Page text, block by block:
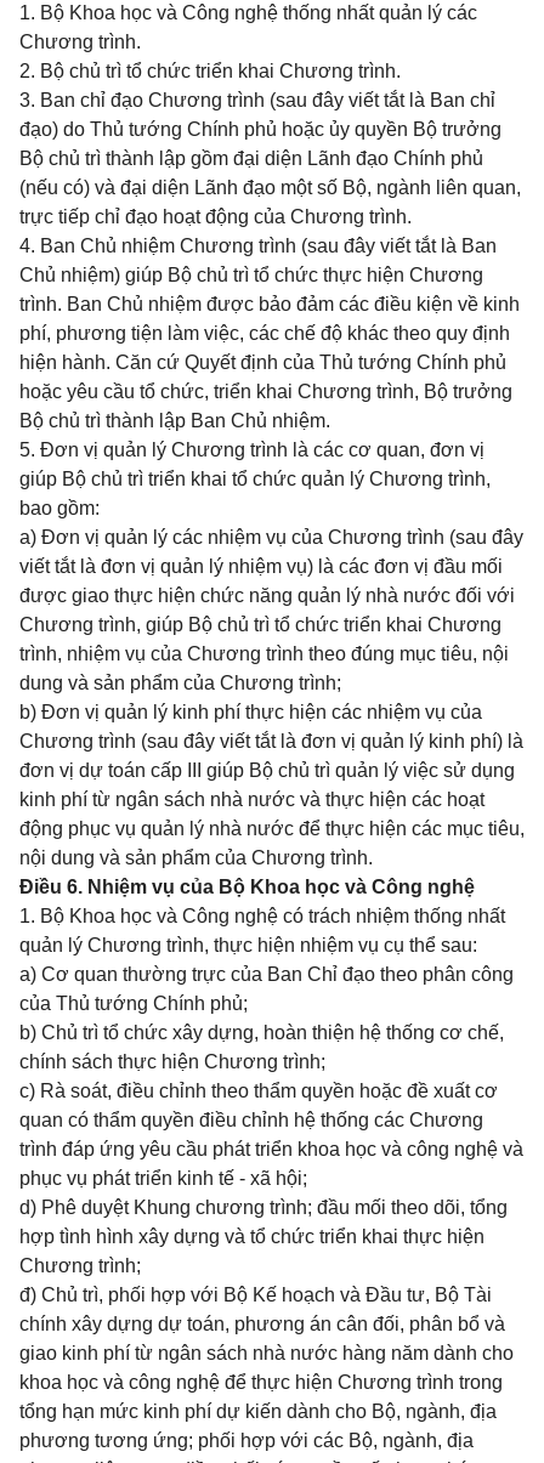
1. Bộ Khoa học và Công nghệ thống nhất quản lý các
Chương trình.
2. Bộ chủ trì tổ chức triển khai Chương trình.
3. Ban chỉ đạo Chương trình (sau đây viết tắt là Ban chỉ
đạo) do Thủ tướng Chính phủ hoặc ủy quyền Bộ trưởng
Bộ chủ trì thành lập gồm đại diện Lãnh đạo Chính phủ
(nếu có) và đại diện Lãnh đạo một số Bộ, ngành liên quan,
trực tiếp chỉ đạo hoạt động của Chương trình.
4. Ban Chủ nhiệm Chương trình (sau đây viết tắt là Ban
Chủ nhiệm) giúp Bộ chủ trì tổ chức thực hiện Chương
trình. Ban Chủ nhiệm được bảo đảm các điều kiện về kinh
phí, phương tiện làm việc, các chế độ khác theo quy định
hiện hành. Căn cứ Quyết định của Thủ tướng Chính phủ
hoặc yêu cầu tổ chức, triển khai Chương trình, Bộ trưởng
Bộ chủ trì thành lập Ban Chủ nhiệm.
5. Đơn vị quản lý Chương trình là các cơ quan, đơn vị
giúp Bộ chủ trì triển khai tổ chức quản lý Chương trình,
bao gồm:
a) Đơn vị quản lý các nhiệm vụ của Chương trình (sau đây
viết tắt là đơn vị quản lý nhiệm vụ) là các đơn vị đầu mối
được giao thực hiện chức năng quản lý nhà nước đối với
Chương trình, giúp Bộ chủ trì tổ chức triển khai Chương
trình, nhiệm vụ của Chương trình theo đúng mục tiêu, nội
dung và sản phẩm của Chương trình;
b) Đơn vị quản lý kinh phí thực hiện các nhiệm vụ của
Chương trình (sau đây viết tắt là đơn vị quản lý kinh phí) là
đơn vị dự toán cấp III giúp Bộ chủ trì quản lý việc sử dụng
kinh phí từ ngân sách nhà nước và thực hiện các hoạt
động phục vụ quản lý nhà nước để thực hiện các mục tiêu,
nội dung và sản phẩm của Chương trình.
Điều 6. Nhiệm vụ của Bộ Khoa học và Công nghệ
1. Bộ Khoa học và Công nghệ có trách nhiệm thống nhất
quản lý Chương trình, thực hiện nhiệm vụ cụ thể sau:
a) Cơ quan thường trực của Ban Chỉ đạo theo phân công
của Thủ tướng Chính phủ;
b) Chủ trì tổ chức xây dựng, hoàn thiện hệ thống cơ chế,
chính sách thực hiện Chương trình;
c) Rà soát, điều chỉnh theo thẩm quyền hoặc đề xuất cơ
quan có thẩm quyền điều chỉnh hệ thống các Chương
trình đáp ứng yêu cầu phát triển khoa học và công nghệ và
phục vụ phát triển kinh tế - xã hội;
d) Phê duyệt Khung chương trình; đầu mối theo dõi, tổng
hợp tình hình xây dựng và tổ chức triển khai thực hiện
Chương trình;
đ) Chủ trì, phối hợp với Bộ Kế hoạch và Đầu tư, Bộ Tài
chính xây dựng dự toán, phương án cân đối, phân bổ và
giao kinh phí từ ngân sách nhà nước hàng năm dành cho
khoa học và công nghệ để thực hiện Chương trình trong
tổng hạn mức kinh phí dự kiến dành cho Bộ, ngành, địa
phương tương ứng; phối hợp với các Bộ, ngành, địa